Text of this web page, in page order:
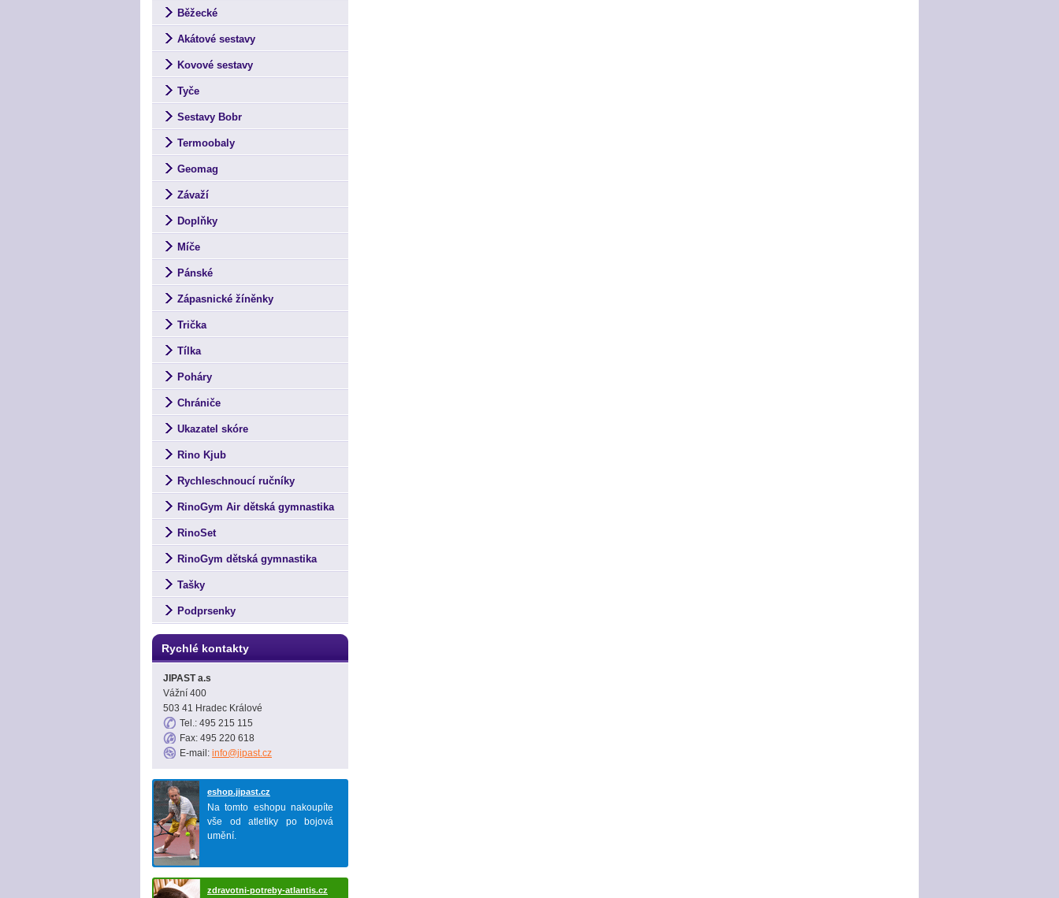
Běžecké
Akátové sestavy
Kovové sestavy
Tyče
Sestavy Bobr
Termoobaly
Geomag
Závaží
Doplňky
Míče
Pánské
Zápasnické žíněnky
Trička
Tílka
Poháry
Chrániče
Ukazatel skóre
Rino Kjub
Rychleschnoucí ručníky
RinoGym Air dětská gymnastika
RinoSet
RinoGym dětská gymnastika
Tašky
Podprsenky
Rychlé kontakty
JIPAST a.s
Vážní 400
503 41 Hradec Králové
Tel.: 495 215 115
Fax: 495 220 618
E-mail: info@jipast.cz
eshop.jipast.cz
Na tomto eshopu nakoupíte
vše od atletiky po bojová
umění.
zdravotni-potreby-atlantis.cz